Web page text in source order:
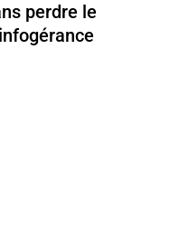
perdre le